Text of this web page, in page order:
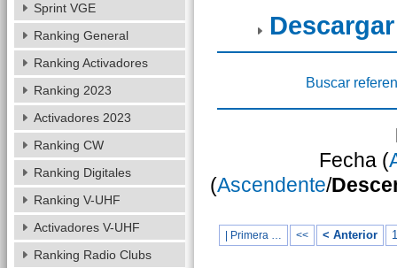
Buscar
Fecha (
(Ascendente/
| Primera … << < Anterior
Sprint VGE
Ranking General
Ranking Activadores
Ranking 2023
Activadores 2023
Ranking CW
Ranking Digitales
Ranking V-UHF
Activadores V-UHF
Ranking Radio Clubs